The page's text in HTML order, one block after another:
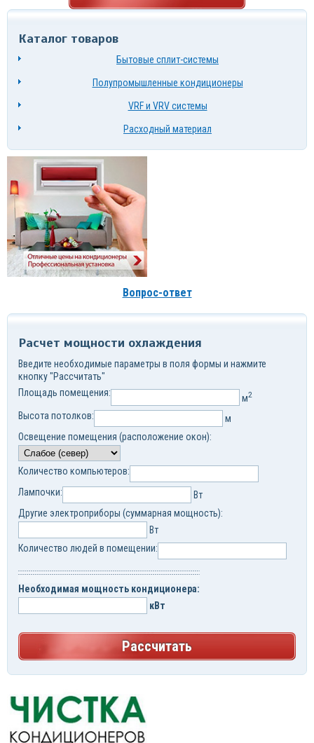
Каталог товаров
Бытовые сплит-системы
Полупромышленные кондиционеры
VRF и VRV системы
Расходный материал
Вопрос-ответ
Расчет мощности охлаждения
Введите необходимые параметры в поля формы и нажмите
кнопку "Рассчитать"
Площадь помещения:
м2
Высота потолков:
м
Освещение помещения (расположение окон):
Количество компьютеров:
Лампочки:
Вт
Другие электроприборы (суммарная мощность):
Вт
Количество людей в помещении:
Необходимая мощность кондиционера:
кВт
Рассчитать